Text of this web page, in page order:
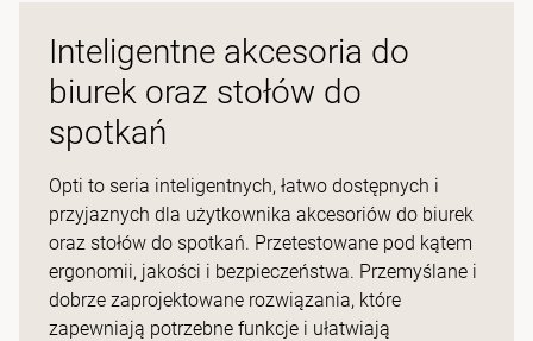
Inteligentne akcesoria do
biurek oraz stołów do
spotkań
Opti to seria inteligentnych, łatwo dostępnych i
przyjaznych dla użytkownika akcesoriów do biurek
oraz stołów do spotkań. Przetestowane pod kątem
ergonomii, jakości i bezpieczeństwa. Przemyślane i
dobrze zaprojektowane rozwiązania, które
zapewniają potrzebne funkcje i ułatwiają